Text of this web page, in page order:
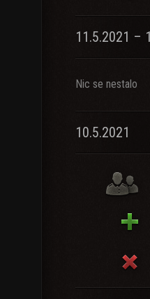
11.5.2021 –
Nic se nestalo
10.5.2021